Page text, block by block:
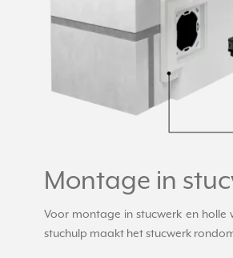
Montage in
Voor montage in stucwerk en holle
stuchulp maakt het stucwerk